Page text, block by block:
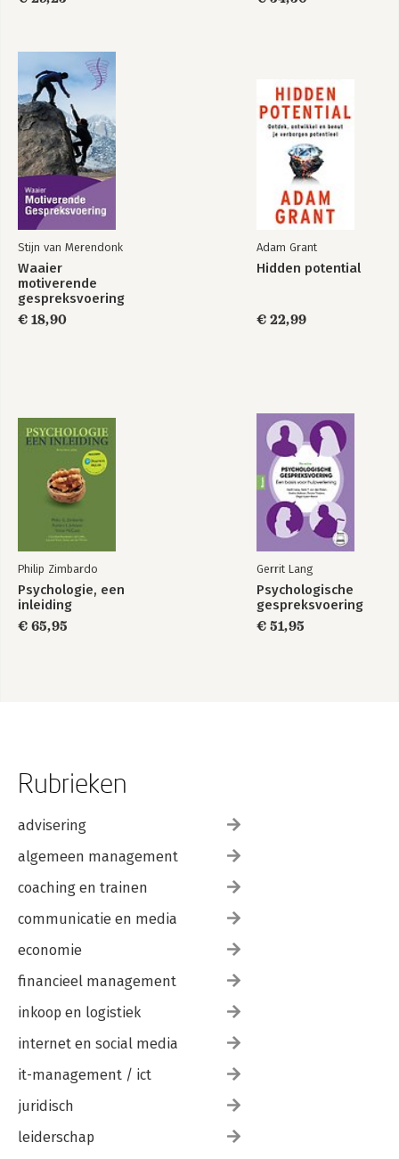
Compassievol
leven
Bekijk alle boeken
Stijn van Merendonk
Waaier
motiverende
gespreksvoering
€ 18,90
Adam Grant
Hidden potential
€ 22,99
Philip Zimbardo
Psychologie, een
inleiding
€ 65,95
Gerrit Lang
Psychologische
gespreksvoering
€ 51,95
Rubrieken
advisering
algemeen management
coaching en trainen
communicatie en media
economie
financieel management
inkoop en logistiek
internet en social media
it-management / ict
juridisch
leiderschap